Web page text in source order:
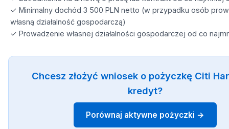
✓ Minimalny dochód 3 500 PLN netto (w przypadku osób
własną działalność gospodarczą)
✓ Prowadzenie własnej działalności gospodarczej od co
Chcesz złożyć wniosek o pożyczkę Citi
kredyt?
Porównaj aktywne pożyczki →